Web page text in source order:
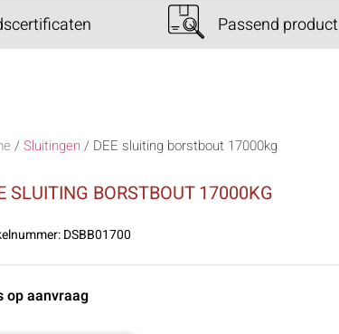
Passend product
/Sluitingen / DEE sluiting borstbout 17000kg
SLUITING BORSTBOUT 17000KG
DSBB01700
op aanvraag